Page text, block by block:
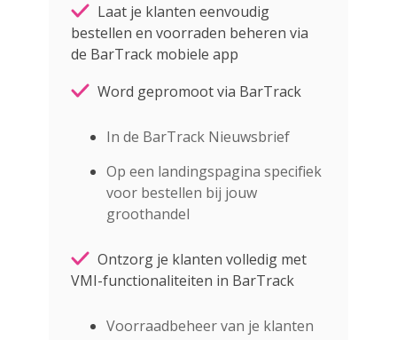
Laat je klanten eenvoudig
bestellen en voorraden beheren via
de BarTrack mobiele app
Word gepromoot via BarTrack
In de BarTrack Nieuwsbrief
Op een landingspagina specifiek
voor bestellen bij jouw
groothandel
Ontzorg je klanten volledig met
VMI-functionaliteiten in BarTrack
Voorraadbeheer van je klanten